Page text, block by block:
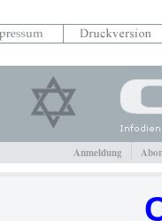
Anmeldung